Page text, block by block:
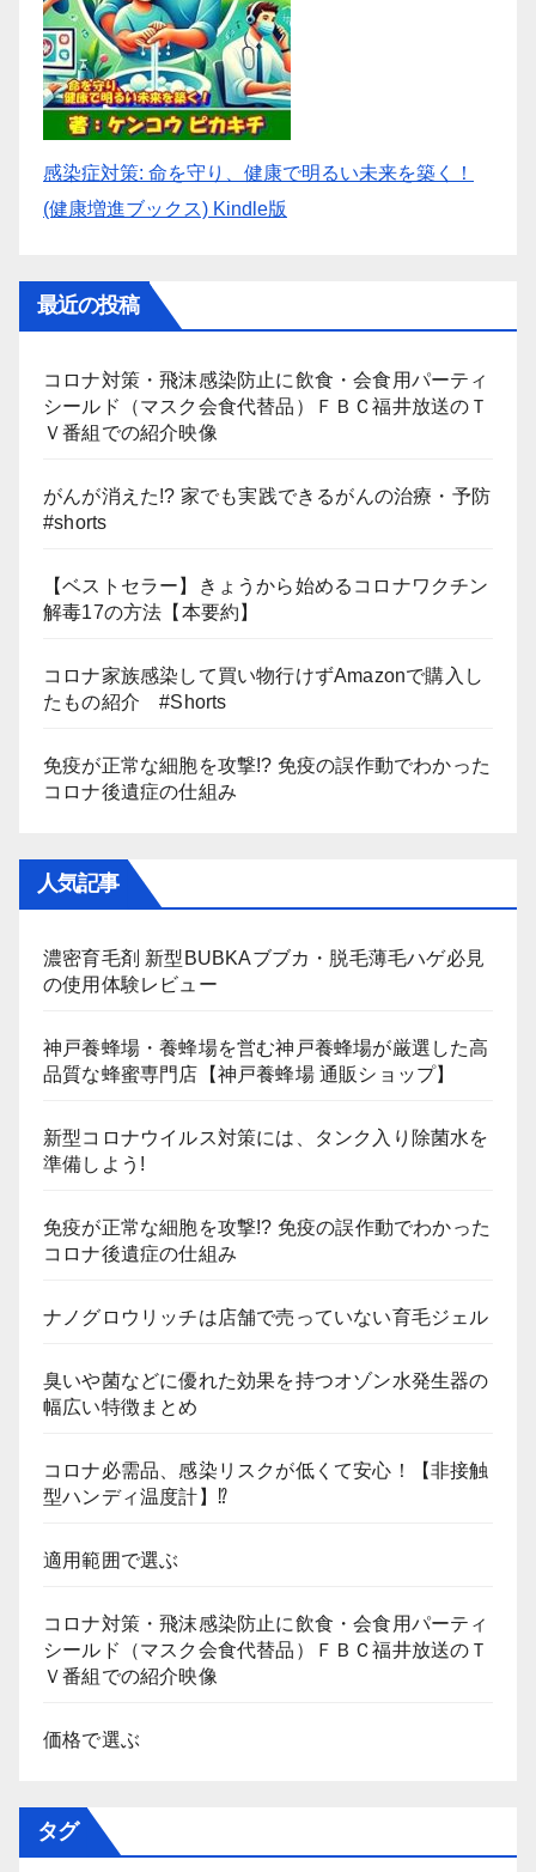
感染症対策: 命を守り、健康で明るい未来を築く！
(健康増進ブックス) Kindle版
最近の投稿
コロナ対策・飛沫感染防止に飲食・会食用パーティ
シールド（マスク会食代替品）ＦＢＣ福井放送のＴ
Ｖ番組での紹介映像
がんが消えた!? 家でも実践できるがんの治療・予防
#shorts
【ベストセラー】きょうから始めるコロナワクチン
解毒17の方法【本要約】
コロナ家族感染して買い物行けずAmazonで購入し
たもの紹介 #Shorts
免疫が正常な細胞を攻撃!? 免疫の誤作動でわかった
コロナ後遺症の仕組み
人気記事
濃密育毛剤 新型BUBKAブブカ・脱毛薄毛ハゲ必見
の使用体験レビュー
神戸養蜂場・養蜂場を営む神戸養蜂場が厳選した高
品質な蜂蜜専門店【神戸養蜂場 通販ショップ】
新型コロナウイルス対策には、タンク入り除菌水を
準備しよう!
免疫が正常な細胞を攻撃!? 免疫の誤作動でわかった
コロナ後遺症の仕組み
ナノグロウリッチは店舗で売っていない育毛ジェル
臭いや菌などに優れた効果を持つオゾン水発生器の
幅広い特徴まとめ
コロナ必需品、感染リスクが低くて安心！【非接触
型ハンディ温度計】⁉
適用範囲で選ぶ
コロナ対策・飛沫感染防止に飲食・会食用パーティ
シールド（マスク会食代替品）ＦＢＣ福井放送のＴ
Ｖ番組での紹介映像
価格で選ぶ
タグ